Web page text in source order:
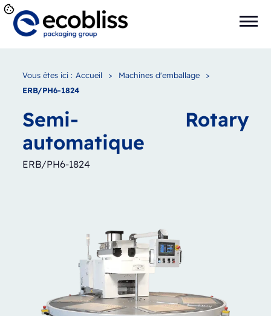
Vous êtes ici : Accueil > Machines d'emballage
>
ERB/PH6-1824
Semi-
automatique
Rotary
ERB/PH6-1824